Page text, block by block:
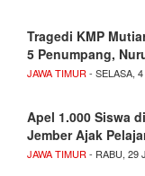
Tragedi KMP
5 Penumpang,
JAWA TIMUR - SELASA,
Apel 1.000 Siswa
Jember Ajak
JAWA TIMUR - RABU, 29